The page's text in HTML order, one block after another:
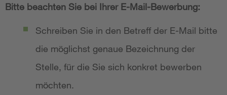
Bitte beachten Sie bei Ihrer E-Mail-Bewerbung:
Schreiben Sie in den Betreff der E-Mail bitte
die möglichst genaue Bezeichnung der
Stelle, für die Sie sich konkret bewerben
möchten.